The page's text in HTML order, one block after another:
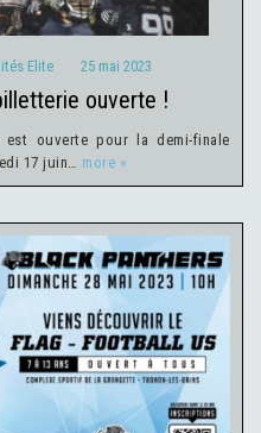
Elite 25 mai 2023
ouverte !
est ouverte pour la demi-finale
17 juin…
more »
22 mai 2023